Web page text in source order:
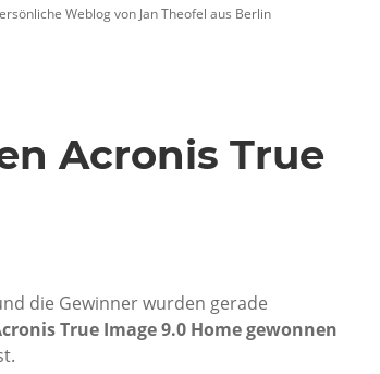
Weblog von Jan Theofel aus Berlin
Acronis True
die Gewinner wurden gerade
True Image 9.0 Home gewonnen